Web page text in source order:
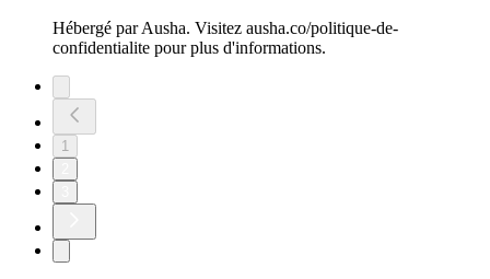
Hébergé par Ausha. Visitez ausha.co/politique-de-
confidentialite pour plus d'informations.
1